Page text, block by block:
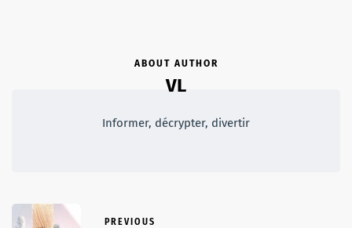
ABOUT AUTHOR
VL
Informer, décrypter, divertir
PREVIOUS